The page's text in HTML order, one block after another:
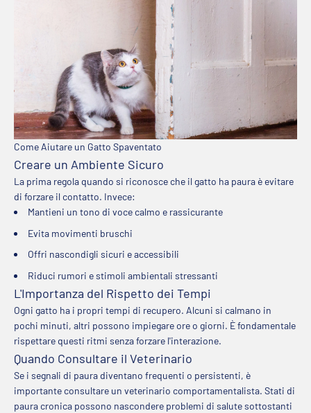
Come Aiutare un Gatto Spaventato
Creare un Ambiente Sicuro
La prima regola quando si riconosce che il gatto ha paura è evitare
di forzare il contatto. Invece:
Mantieni un tono di voce calmo e rassicurante
Evita movimenti bruschi
Offri nascondigli sicuri e accessibili
Riduci rumori e stimoli ambientali stressanti
L'Importanza del Rispetto dei Tempi
Ogni gatto ha i propri tempi di recupero. Alcuni si calmano in
pochi minuti, altri possono impiegare ore o giorni. È fondamentale
rispettare questi ritmi senza forzare l'interazione.
Quando Consultare il Veterinario
Se i segnali di paura diventano frequenti o persistenti, è
importante consultare un veterinario comportamentalista. Stati di
paura cronica possono nascondere problemi di salute sottostanti